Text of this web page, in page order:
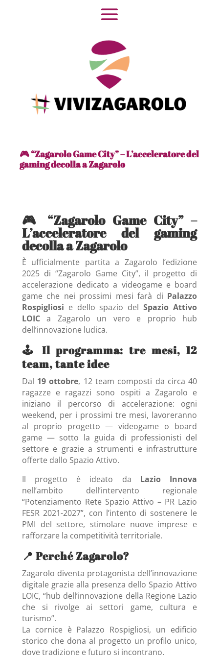
🎮 “Zagarolo Game City” – L’acceleratore del
gaming decolla a Zagarolo
🎮 “Zagarolo Game City” –
L’acceleratore del gaming
decolla a Zagarolo
È ufficialmente partita a Zagarolo l’edizione
2025 di “Zagarolo Game City”, il progetto di
accelerazione dedicato a videogame e board
game che nei prossimi mesi farà di Palazzo
Rospigliosi e dello spazio delSpazio Attivo
LOICa Zagarolo un vero e proprio hub
dell’innovazione ludica.
🕹️ Il programma: tre mesi, 12
team, tante idee
Dal 19 ottobre, 12 team composti da circa 40
ragazze e ragazzi sono ospiti a Zagarolo e
iniziano il percorso di accelerazione: ogni
weekend, per i prossimi tre mesi, lavoreranno
al proprio progetto — videogame o board
game — sotto la guida di professionisti del
settore e grazie a strumenti e infrastrutture
offerte dallo Spazio Attivo.
Il progetto è ideato da Lazio Innova
nell’ambito dell’intervento regionale
“Potenziamento Rete Spazio Attivo – PR Lazio
FESR 2021-2027”, con l’intento di sostenere le
PMI del settore, stimolare nuove imprese e
rafforzare la competitività territoriale.
📍 Perché Zagarolo?
Zagarolo diventa protagonista dell’innovazione
digitale grazie alla presenza dello Spazio Attivo
LOIC, “hub dell’innovazione della Regione Lazio
che si rivolge ai settori game, cultura e
turismo”.
La cornice è Palazzo Rospigliosi, un edificio
storico che dona al progetto un profilo unico,
dove tradizione e futuro si incontrano.